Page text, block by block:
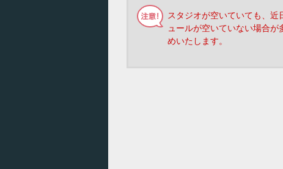
スタジオが空いていても、
ュールが空いていない場合
めいたします。